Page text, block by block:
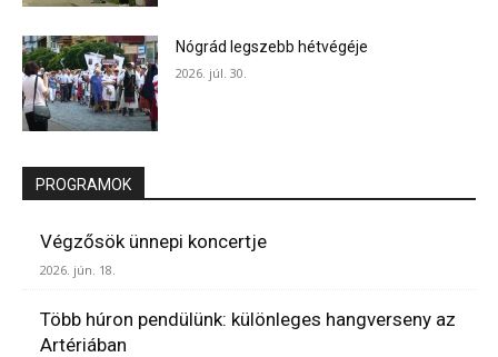
Nógrád legszebb hétvégéje
2026. júl. 30.
PROGRAMOK
Végzősök ünnepi koncertje
2026. jún. 18.
Több húron pendülünk: különleges hangverseny az
Artériában